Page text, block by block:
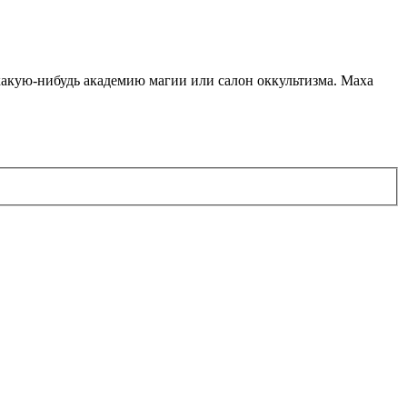
нибудь академию магии или салон оккультизма. Маха